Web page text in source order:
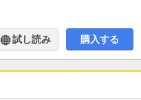
試し読み 購入する